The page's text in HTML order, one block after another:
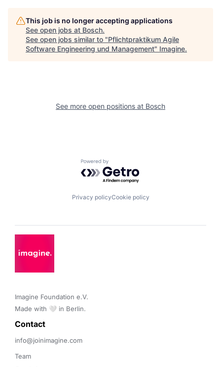
This job is no longer accepting applications
See open jobs at Bosch.
See open jobs similar to "Pflichtpraktikum Agile
Software Engineering und Management" Imagine.
See more open positions at Bosch
Powered by Getro.com
Privacy policyCookie policy
Imagine Foundation e.V.
Made with 🤍 in Berlin.
Contact
info@joinimagine.com
Team